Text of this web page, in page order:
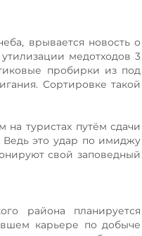
врывается новость о
медотходов 3
пробирки из под
Сортировке такой
туристах путём сдачи
Ведь это удар по имиджу
свой заповедный
района планируется
карьере по добыче